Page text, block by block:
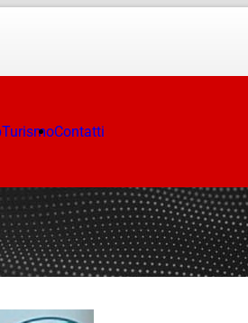
TurismoContatti